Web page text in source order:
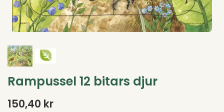
Rampussel 12 bitars djur
150,40 kr